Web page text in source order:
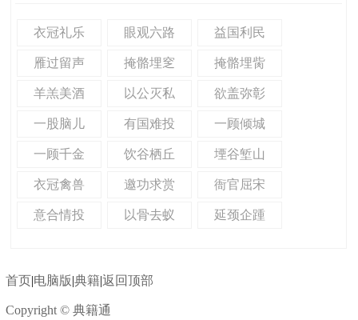
衣冠礼乐 眼观六路 益国利民
雁过留声 掩骼埋窆 掩骼埋胔
羊羔美酒 以公灭私 欲盖弥彰
一股脑儿 有国难投 一顾倾城
一顾千金 饮谷栖丘 堙谷堑山
衣冠禽兽 邀功求赏 衙官屈宋
意合情投 以骨去蚁 延颈企踵
首页|电脑版|典籍|返回顶部
Copyright © 典籍通